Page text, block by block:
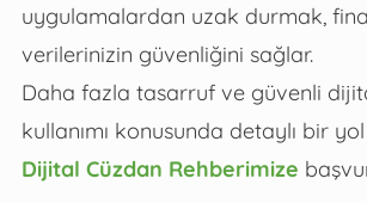
uygulamalardan uzak durmak,
verilerinizin güvenliğini sağlar.
Daha fazla tasarruf ve güvenli
kullanımı konusunda detaylı bir
Dijital Cüzdan Rehberimize